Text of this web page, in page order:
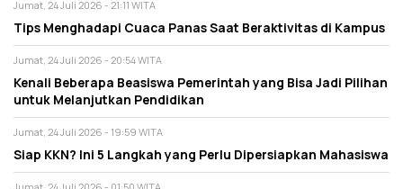
Jumat, 24 Juli 2026 - 21:11 WITA
Tips Menghadapi Cuaca Panas Saat Beraktivitas di Kampus
Jumat, 24 Juli 2026 - 20:54 WITA
Kenali Beberapa Beasiswa Pemerintah yang Bisa Jadi Pilihan
untuk Melanjutkan Pendidikan
Jumat, 24 Juli 2026 - 19:59 WITA
Siap KKN? Ini 5 Langkah yang Perlu Dipersiapkan Mahasiswa